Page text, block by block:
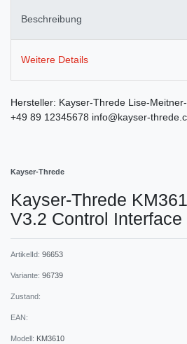
Beschreibung
Weitere Details
Hersteller: Kayser-Threde Lise-
+49 89 12345678 info@kayser-
Kayser-Threde
Kayser-Threde
V3.2 Control Interface
ArtikelId: 96653
Variante: 96739
Zustand:
EAN:
Modell: KM3610